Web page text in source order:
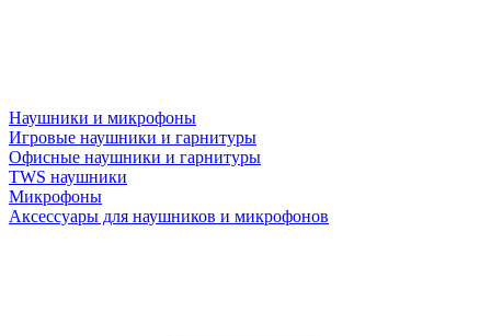
Наушники и микрофоны
Игровые наушники и гарнитуры
Офисные наушники и гарнитуры
TWS наушники
Микрофоны
Аксессуары для наушников и микрофонов